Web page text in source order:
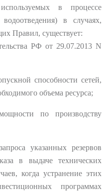
в процессе
в случаях,
Правил, существует:
РФ от 29.07.2013 N
способности сетей,
объема ресурса;
по производству
указанных резервов
в выдаче технических
когда устранение этих
программах